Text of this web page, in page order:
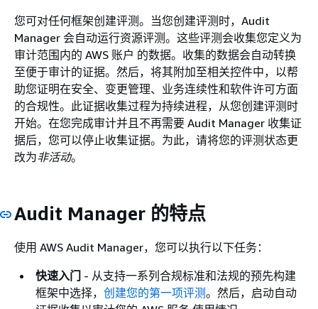
您可对任何框架创建评测。当您创建评测时，Audit
Manager 会自动运行资源评测。这些评测会收集您定义为
审计范围内的 AWS 账户 的数据。收集的数据会自动转换
至便于审计的证据。然后，将其附加至相关控件中，以帮
助您证明在安全、变更管理、业务连续性和软件许可方面
的合规性。此证据收集过程为持续进程，从您创建评测时
开始。在您完成审计并且不再需要 Audit Manager 收集证
据后，您可以停止收集证据。为此，请将您的评测状态更
改为非活动。
Audit Manager 的特点
使用 AWS Audit Manager，您可以执行以下任务：
快速入门 - 从支持一系列合规标准和法规的预先构建
框架中选择， 创建您的第一项评测。然后，启动自动